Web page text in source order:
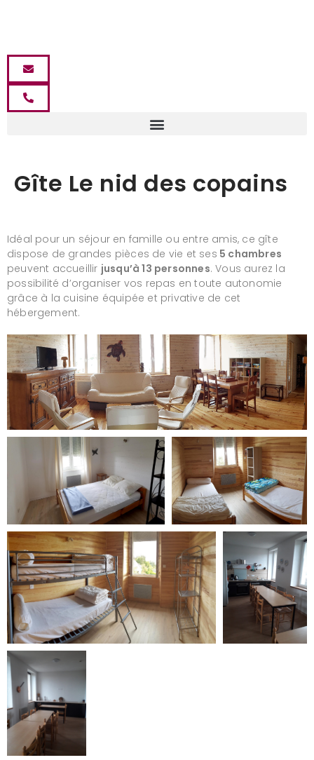
Gîte Le nid des copains
Idéal pour un séjour en famille ou entre amis, ce gîte
dispose de grandes pièces de vie et ses 5 chambres
peuvent accueillir jusqu’à 13 personnes. Vous aurez la
possibilité d’organiser vos repas en toute autonomie
grâce à la cuisine équipée et privative de cet
hébergement.